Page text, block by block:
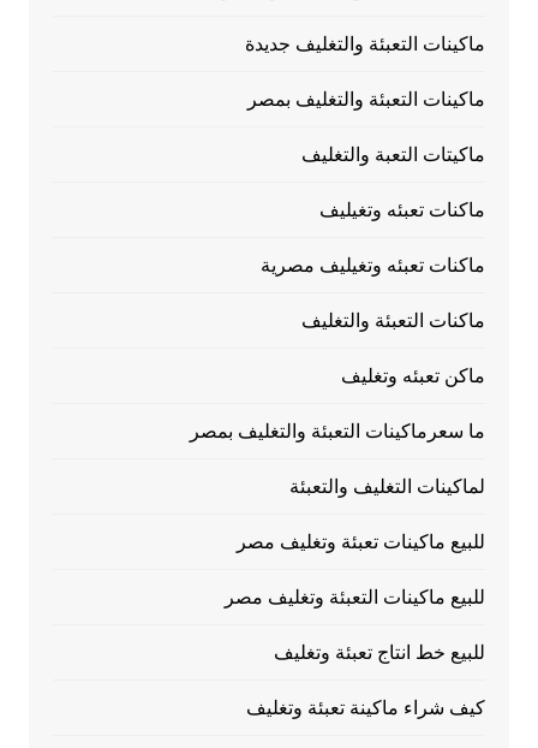
ماكينات التعبئة والتغليف جديدة
ماكينات التعبئة والتغليف بمصر
ماكيتات التعبة والتغليف
ماكنات تعبئه وتغيليف
ماكنات تعبئه وتغيليف مصرية
ماكنات التعبئة والتغليف
ماكن تعبئه وتغليف
ما سعرماكينات التعبئة والتغليف بمصر
لماكينات التغليف والتعبئة
للبيع ماكينات تعبئة وتغليف مصر
للبيع ماكينات التعبئة وتغليف مصر
للبيع خط انتاج تعبئة وتغليف
كيف شراء ماكينة تعبئة وتغليف